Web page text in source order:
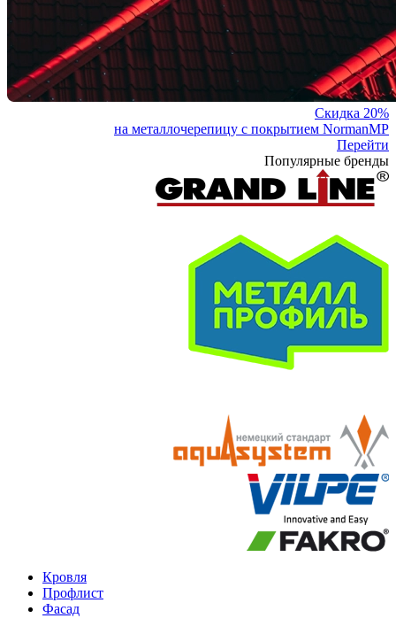
Скидка 20%
на металлочерепицу с покрытием NormanMP
Перейти
Популярные бренды
Кровля
Профлист
Фасад